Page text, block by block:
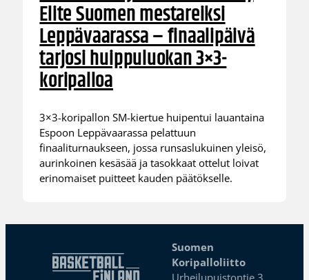
Elite Suomen mestareiksi
Leppävaarassa – finaalipäivä
tarjosi huippuluokan 3×3-
koripalloa
3×3-koripallon SM-kiertue huipentui lauantaina
Espoon Leppävaarassa pelattuun
finaaliturnaukseen, jossa runsaslukuinen yleisö,
aurinkoinen kesäsää ja tasokkaat ottelut loivat
erinomaiset puitteet kauden päätökselle.
Suomen
Koripalloliitto
Urheilupuistontie 3